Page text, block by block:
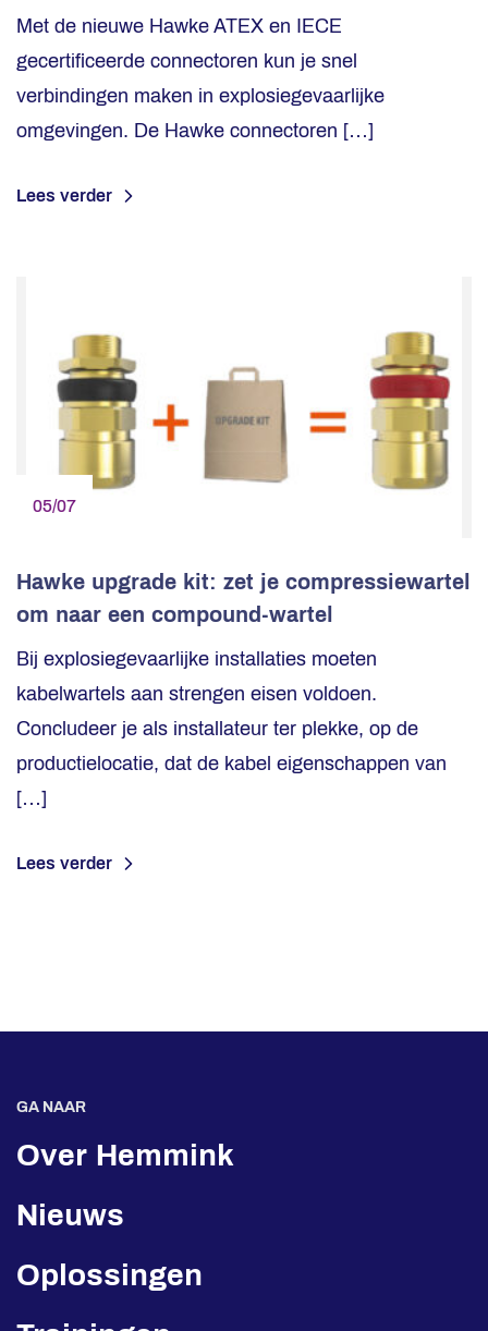
Met de nieuwe Hawke ATEX en IECE
gecertificeerde connectoren kun je snel
verbindingen maken in explosiegevaarlijke
omgevingen. De Hawke connectoren […]
Lees verder
05/07
Hawke upgrade kit: zet je compressiewartel
om naar een compound-wartel
Bij explosiegevaarlijke installaties moeten
kabelwartels aan strengen eisen voldoen.
Concludeer je als installateur ter plekke, op de
productielocatie, dat de kabel eigenschappen van
[…]
Lees verder
GA NAAR
Over Hemmink
Nieuws
Oplossingen